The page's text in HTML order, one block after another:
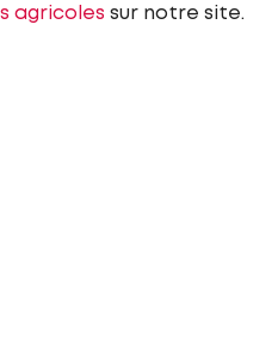
agricoles sur notre site.